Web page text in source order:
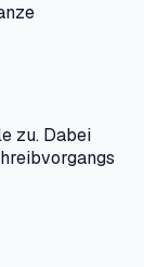
zu. Dabei